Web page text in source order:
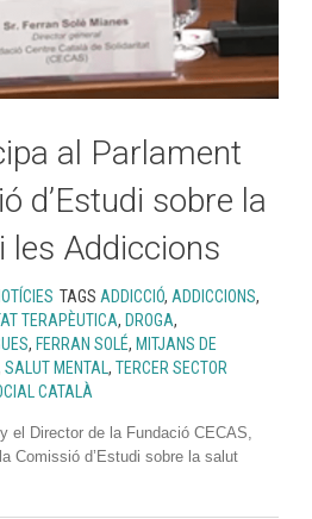
al Parlament
d’Estudi sobre la
les Addiccions
TAGS ADDICCIÓ, ADDICCIONS,
TERAPÈUTICA, DROGA,
, FERRAN SOLÉ, MITJANS DE
SALUT MENTAL , TERCER SECTOR
CATALÀ
el Director de la Fundació CECAS,
Comissió d’Estudi sobre la salut